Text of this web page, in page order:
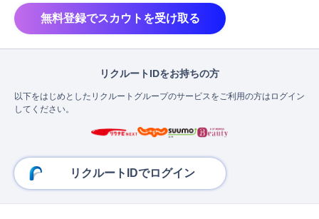
無料登録でスカウトを受け取る
リクルートIDをお持ちの方
以下をはじめとしたリクルートグループのサービスをご利用の方はログイン
してください。
リクルートIDでログイン